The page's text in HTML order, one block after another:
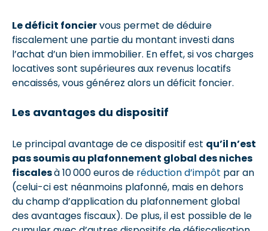
Le déficit fonciervous permet de déduire
fiscalement une partie du montant investi dans
l’achat d’un bien immobilier. En effet, si vos charges
locatives sont supérieures aux revenus locatifs
encaissés, vous générez alors un déficit foncier.
Les avantages du dispositif
Le principal avantage de ce dispositif est qu’il n’est
pas soumis au plafonnement global des niches
fiscalesà 10 000 euros de réduction d’impôt par an
(celui-ci est néanmoins plafonné, mais en dehors
du champ d’application du plafonnement global
des avantages fiscaux). De plus, il est possible de le